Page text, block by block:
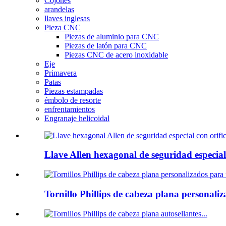
arandelas
llaves inglesas
Pieza CNC
Piezas de aluminio para CNC
Piezas de latón para CNC
Piezas CNC de acero inoxidable
Eje
Primavera
Patas
Piezas estampadas
émbolo de resorte
enfrentamientos
Engranaje helicoidal
Llave Allen hexagonal de seguridad
Tornillo Phillips de cabeza plana